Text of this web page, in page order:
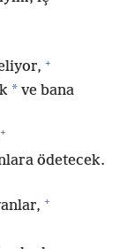
+
* ve bana
+
ödetecek.
+